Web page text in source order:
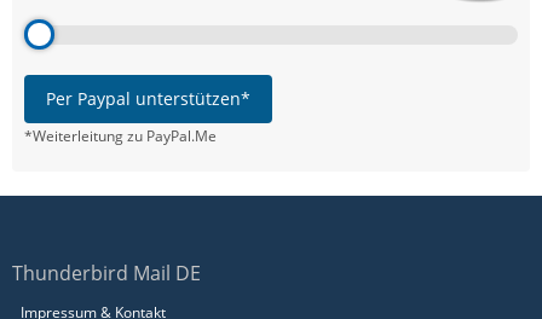
Per Paypal unterstützen*
*Weiterleitung zu PayPal.Me
Thunderbird Mail DE
Impressum & Kontakt